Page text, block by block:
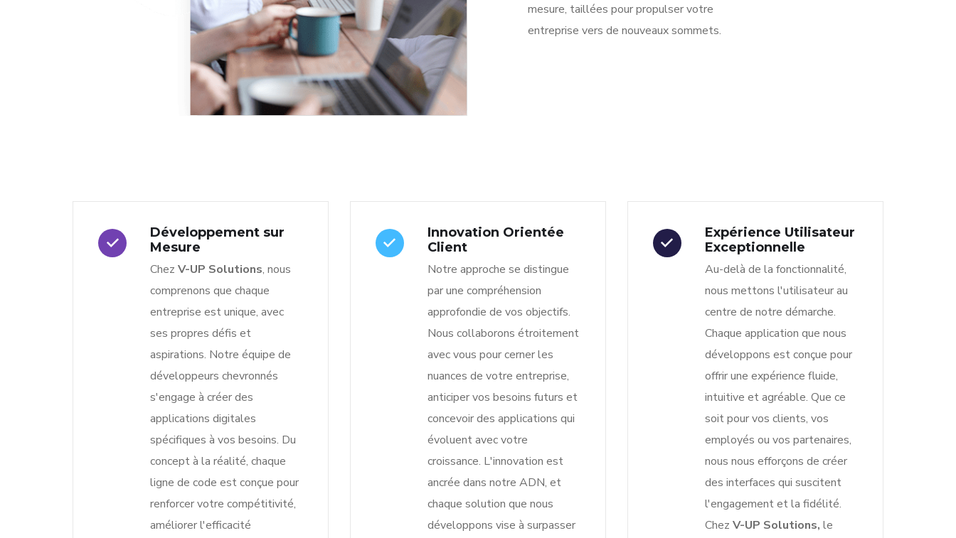
mesure, taillées pour propulser votre
entreprise vers de nouveaux sommets.
Développement sur
Mesure
Chez V-UP Solutions, nous
comprenons que chaque
entreprise est unique, avec
ses propres défis et
aspirations. Notre équipe de
développeurs chevronnés
s'engage à créer des
applications digitales
spécifiques à vos besoins. Du
concept à la réalité, chaque
ligne de code est conçue pour
renforcer votre compétitivité,
améliorer l'efficacité
Innovation Orientée
Client
Notre approche se distingue
par une compréhension
approfondie de vos objectifs.
Nous collaborons étroitement
avec vous pour cerner les
nuances de votre entreprise,
anticiper vos besoins futurs et
concevoir des applications qui
évoluent avec votre
croissance. L'innovation est
ancrée dans notre ADN, et
chaque solution que nous
développons vise à surpasser
Expérience Utilisateur
Exceptionnelle
Au-delà de la fonctionnalité,
nous mettons l'utilisateur au
centre de notre démarche.
Chaque application que nous
développons est conçue pour
offrir une expérience fluide,
intuitive et agréable. Que ce
soit pour vos clients, vos
employés ou vos partenaires,
nous nous efforçons de créer
des interfaces qui suscitent
l'engagement et la fidélité.
Chez V-UP Solutions, le